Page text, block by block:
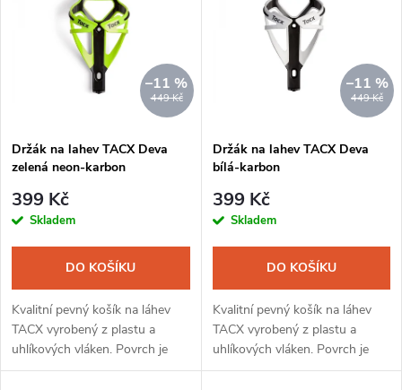
p
r
o
d
u
Abecedně
s
p
r
d
u
449 Kč
–11 %
Držák na lahev TACX Deva
zelená neon-karbon
399 Kč
Skladem
DO KOŠÍKU
Kvalitní pevný košík na láhev
TACX vyrobený z plastu a
uhlíkových vláken. Povrch je
lesklý, z barvených skelných
449 Kč
–11 %
Držák na lahev TACX Deva
bílá-karbon
399 Kč
Skladem
DO KOŠÍKU
Kvalitní pevný košík na láhev
TACX vyrobený z plastu a
uhlíkových vláken. Povrch je
lesklý, z barvených skelných